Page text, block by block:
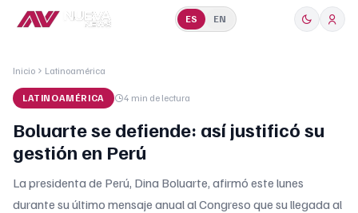
ES EN
Inicio Latinoamérica
LATINOAMÉRICA 4 min de lectura
Boluarte se defiende: así justificó su
gestión en Perú
La presidenta de Perú, Dina Boluarte, afirmó este lunes
durante su último mensaje anual al Congreso que su llegada al